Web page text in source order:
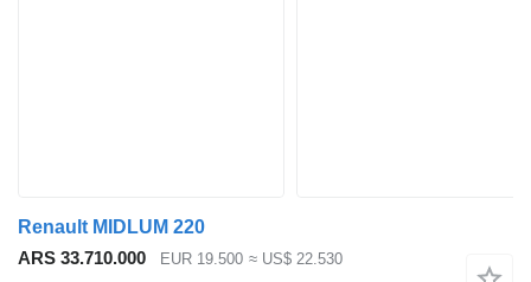
Renault MIDLUM 220
ARS 33.710.000
EUR 19.500 ≈ US$ 22.530